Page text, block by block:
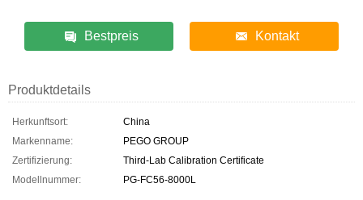
Bestpreis Kontakt
Produktdetails
Herkunftsort:
China
Markenname:
PEGO GROUP
Zertifizierung:
Third-Lab Calibration Certificate
Modellnummer:
PG-FC56-8000L